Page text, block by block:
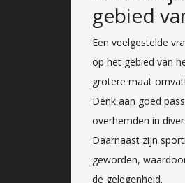
gebied
Een veelgestelde
op het gebied van
grotere maat
Denk aan goed
overhemden in
Daarnaast zijn
geworden,
de gelegenheid.